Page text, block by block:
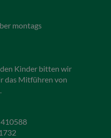
montags
Kinder bitten wir
das Mitführen von